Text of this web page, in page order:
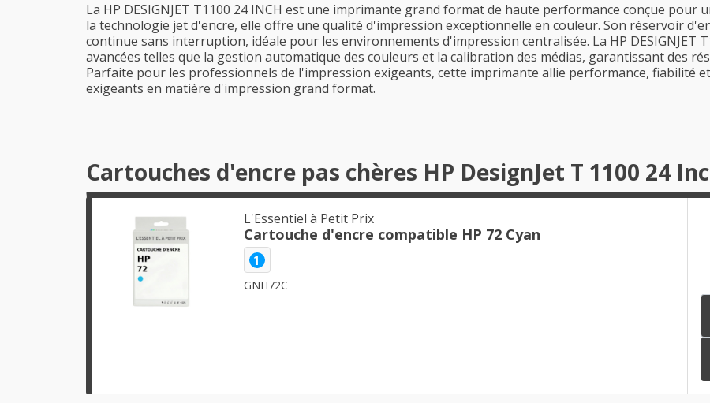
La HP DESIGNJET T1100 24 INCH est une imprimante grand format de haute performance conçue pour
la technologie jet d'encre, elle offre une qualité d'impression exceptionnelle en couleur. Son réservoir
continue sans interruption, idéale pour les environnements d'impression centralisée. La HP DESIGNJET
avancées telles que la gestion automatique des couleurs et la calibration des médias, garantissant des
Parfaite pour les professionnels de l'impression exigeants, cette imprimante allie performance, fiabilité
exigeants en matière d'impression grand format.
Cartouches d'encre pas chères HP DesignJet T 1100 24
L'Essentiel à Petit Prix
Cartouche d'encre compatible HP 72 Cyan
1
GNH72C